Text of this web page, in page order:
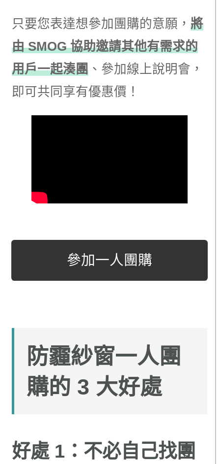
只要您表達想參加團購的意願， 將
由 SMOG 協助邀請其他有需求的
用戶一起湊團 、參加線上說明會，
即可共同享有優惠價！
參加一人團購
防霾紗窗一人團
購的 3 大好處
好處 1：不必自己找團